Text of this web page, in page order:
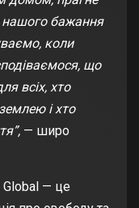
нашого бажання
коли
що
всіх, хто
і хто
— широ
Global — це